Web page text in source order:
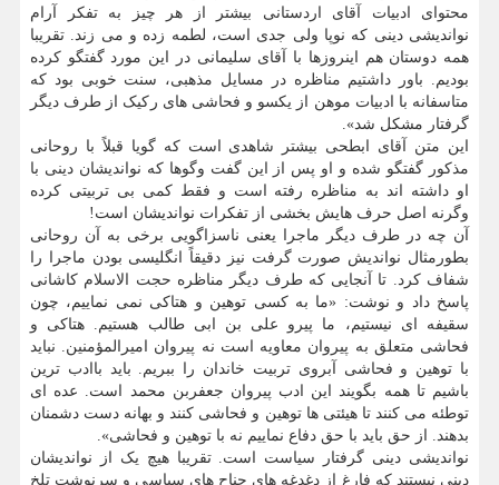
محتوای ادبیات آقای اردستانی بیشتر از هر چیز به تفکر آرام
نواندیشی دینی که نوپا ولی جدی است، لطمه زده و می زند. تقریبا
همه دوستان هم اینروزها با آقای سلیمانی در این مورد گفتگو کرده
بودیم. باور داشتیم مناظره در مسایل مذهبی، سنت خوبی بود که
متاسفانه با ادبیات موهن از یکسو و فحاشی های رکیک از طرف دیگر
گرفتار مشکل شد».
این متن آقای ابطحی بیشتر شاهدی است که گویا قبلاً با روحانی
مذکور گفتگو شده و او پس از این گفت وگوها که نواندیشان دینی با
او داشته اند به مناظره رفته است و فقط کمی بی تربیتی کرده
وگرنه اصل حرف هایش بخشی از تفکرات نواندیشان است!
آن چه در طرف دیگر ماجرا یعنی ناسزاگویی برخی به آن روحانی
بطورمثال نواندیش صورت گرفت نیز دقیقاً انگلیسی بودن ماجرا را
شفاف کرد. تا آنجایی که طرف دیگر مناظره حجت الاسلام کاشانی
پاسخ داد و نوشت: «ما به کسی توهین و هتاکی نمی نماییم، چون
سقیفه ای نیستیم، ما پیرو علی بن ابی طالب هستیم. هتاکی و
فحاشی متعلق به پیروان معاویه است نه پیروان امیرالمؤمنین. نباید
با توهین و فحاشی آبروی تربیت خاندان را ببریم. باید باادب ترین
باشیم تا همه بگویند این ادب پیروان جعفربن محمد است. عده ای
توطئه می کنند تا هیئتی ها توهین و فحاشی کنند و بهانه دست دشمنان
بدهند. از حق باید با حق دفاع نماییم نه با توهین و فحاشی».
نواندیشی دینی گرفتار سیاست است. تقریبا هیچ یک از نواندیشان
دینی نیستند که فارغ از دغدغه های جناح های سیاسی و سرنوشت تلخ